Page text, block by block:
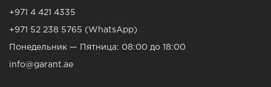
+971 4 421 4335
+971 52 238 5765 (WhatsApp)
Понедельник — Пятница: 08:00 до 18:00
info@garant.ae